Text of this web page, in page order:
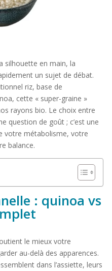
silhouette en main, la
un sujet de débat.
riz, base de
cette « super-graine »
rayons bio. Le choix entre
question de goût ; c’est une
votre métabolisme, votre
balance.
: quinoa vs
le mieux votre
au-delà des apparences.
dans l’assiette, leurs